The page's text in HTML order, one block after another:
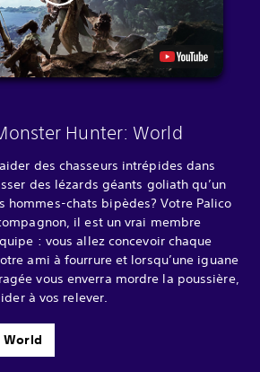
Hunter: World
des chasseurs intrépides dans
des lézards géants goliath qu’un
hommes-chats bipèdes? Votre Palico
il est un vrai membre
: vous allez concevoir chaque
ami à fourrure et lorsqu’une iguane
vous enverra mordre la poussière,
à vos relever.